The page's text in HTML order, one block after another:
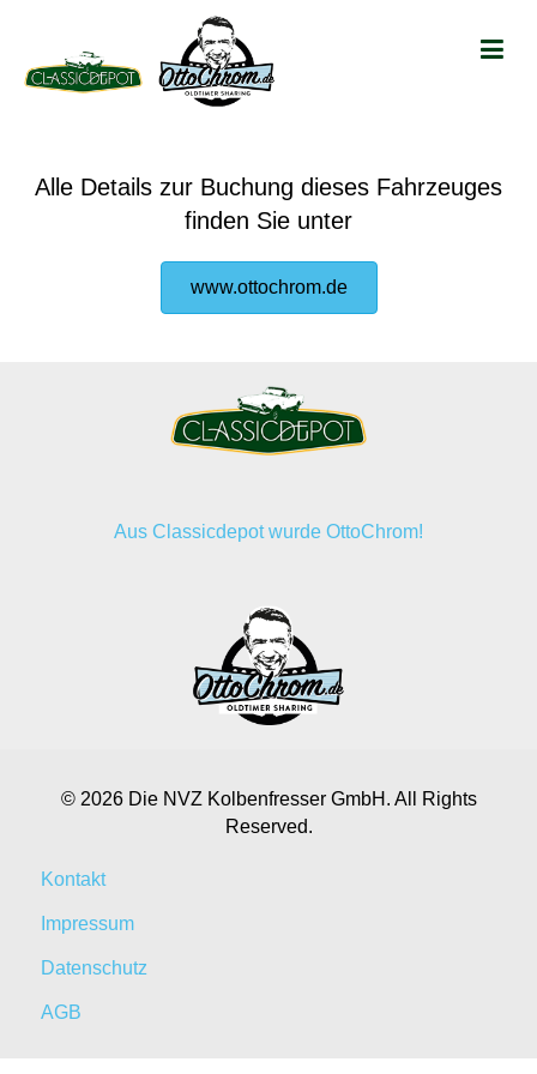
Alle Details zur Buchung dieses Fahrzeuges
finden Sie unter
www.ottochrom.de
Aus Classicdepot wurde OttoChrom!
© 2026 Die NVZ Kolbenfresser GmbH. All Rights
Reserved.
Kontakt
Impressum
Datenschutz
AGB